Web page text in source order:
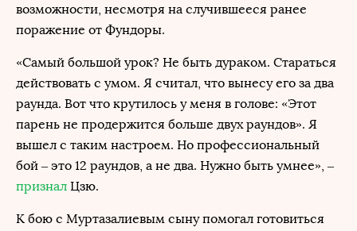
возможности, несмотря на случившееся ранее
поражение от Фундоры.
«Самый большой урок? Не быть дураком. Стараться
действовать с умом. Я считал, что вынесу его за два
раунда. Вот что крутилось у меня в голове: «Этот
парень не продержится больше двух раундов». Я
вышел с таким настроем. Но профессиональный
бой – это 12 раундов, а не два. Нужно быть умнее», –
признал Цзю.
К бою с Муртазалиевым сыну помогал готовиться